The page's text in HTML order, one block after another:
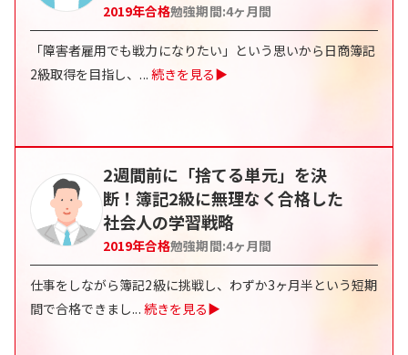
2019年合格勉強期間:4ヶ月間
「障害者雇用でも戦力になりたい」という思いから日商簿記
2級取得を目指し、 ... 続きを見る▶
2週間前に「捨てる単元」を決
断！簿記2級に無理なく合格した
社会人の学習戦略
2019年合格勉強期間:4ヶ月間
仕事をしながら簿記2級に挑戦し、わずか3ヶ月半という短期
間で合格できまし... 続きを見る▶